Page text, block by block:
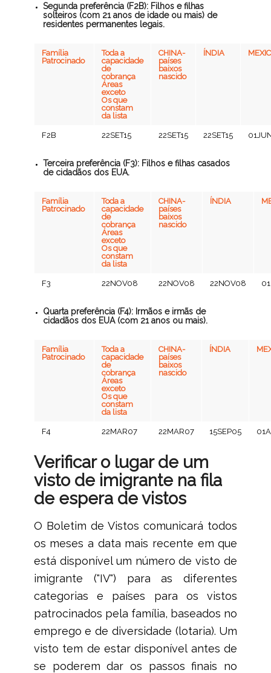
Segunda preferência (F2B): Filhos e filhas
solteiros (com 21 anos de idade ou mais) de
residentes permanentes legais.
Família
Patrocinado
Toda a
capacidade
de
cobrança
Áreas
exceto
Os que
constam
da lista
CHINA-
países
baixos
nascido
ÍNDIA
F2B 22SET15 22SET15 22SET15
Terceira preferência (F3): Filhos e filhas casados
de cidadãos dos EUA.
Família
Patrocinado
Toda a
capacidade
de
cobrança
Áreas
exceto
Os que
constam
da lista
CHINA-
países
baixos
nascido
ÍNDIA
F3 22NOV08 22NOV08 22NOV08
Quarta preferência (F4): Irmãos e irmãs de
cidadãos dos EUA (com 21 anos ou mais).
Família
Patrocinado
Toda a
capacidade
de
cobrança
Áreas
exceto
Os que
constam
da lista
CHINA-
países
baixos
nascido
ÍNDIA
F4 22MAR07 22MAR07 15SEP05
Verificar o lugar de um
visto de imigrante na fila
de espera de vistos
O Boletim de Vistos comunicará todos
os meses a data mais recente em que
está disponível um número de visto de
imigrante ("IV") para as diferentes
categorias e países para os vistos
patrocinados pela família, baseados no
emprego e de diversidade (lotaria). Um
visto tem de estar disponível antes de
se poderem dar os passos finais no